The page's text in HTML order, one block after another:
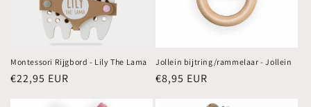
Montessori Rijgbord - Lily The Lama
Normale
€22,95 EUR
Jollein bijtring/rammelaar - Jollein
Normale
€8,95 EUR